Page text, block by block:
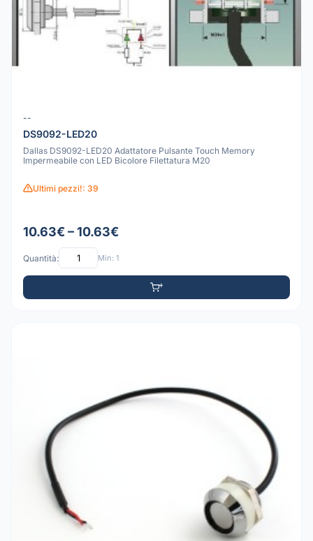
--
DS9092-LED20
Dallas DS9092-LED20 Adattatore Pulsante Touch Memory
Impermeabile con LED Bicolore Filettatura M20
Ultimi pezzi!: 39
10.63€ – 10.63€
Quantità: Min: 1